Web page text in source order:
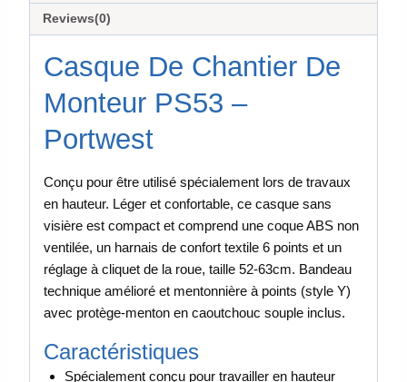
Reviews(0)
Casque De Chantier De
Monteur PS53 –
Portwest
Conçu pour être utilisé spécialement lors de travaux
en hauteur. Léger et confortable, ce casque sans
visière est compact et comprend une coque ABS non
ventilée, un harnais de confort textile 6 points et un
réglage à cliquet de la roue, taille 52-63cm. Bandeau
technique amélioré et mentonnière à points (style Y)
avec protège-menton en caoutchouc souple inclus.
Caractéristiques
Spécialement conçu pour travailler en hauteur